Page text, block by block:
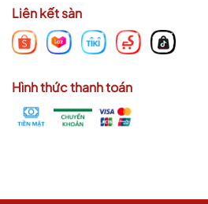
Liên kết sàn
Hình thức thanh toán